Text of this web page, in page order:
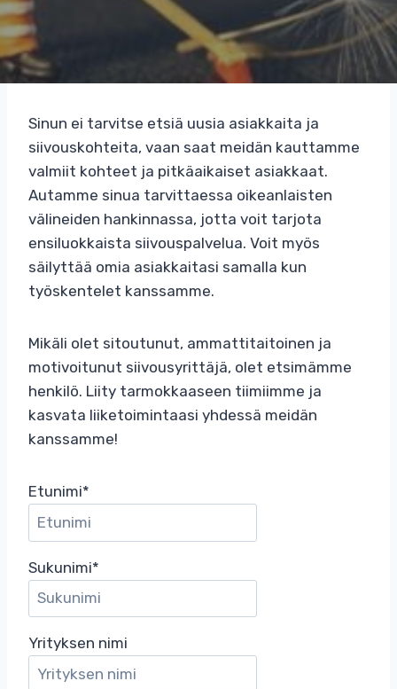
Sinun ei tarvitse etsiä uusia asiakkaita ja
siivouskohteita, vaan saat meidän kauttamme
valmiit kohteet ja pitkäaikaiset asiakkaat.
Autamme sinua tarvittaessa oikeanlaisten
välineiden hankinnassa, jotta voit tarjota
ensiluokkaista siivouspalvelua. Voit myös
säilyttää omia asiakkaitasi samalla kun
työskentelet kanssamme.
Mikäli olet sitoutunut, ammattitaitoinen ja
motivoitunut siivousyrittäjä, olet etsimämme
henkilö. Liity tarmokkaaseen tiimiimme ja
kasvata liiketoimintaasi yhdessä meidän
kanssamme!
Etunimi*
Sukunimi*
Yrityksen nimi